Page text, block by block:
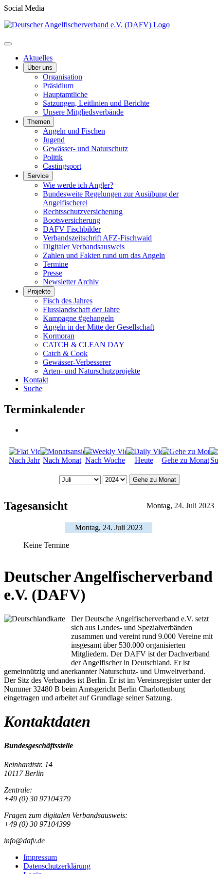
Social Media
Aktuelles
Über uns
Organisation
Präsidium
Hauptamtliche
Satzungen, Leitlinien und Berichte
Unsere Mitgliedsverbände
Themen
Angeln und Fischen
Jugend
Gewässer- und Naturschutz
Politik
Castingsport
Service
Wie werde ich Angler?
Bundesweite Regelungen zur Ausübung der
Angelfischerei
Rechtsschutzversicherung
Bootsversicherung
DAFV Fischbilder
Verbandszeitschrift AFZ-Fischwaid
Digitaler Verbandsausweis
Zahlen und Fakten rund um das Angeln
Termine
Presse
Newsletter Archiv
Projekte
Fisch des Jahres
Flusslandschaft der Jahre
Kampagne #gehangeln
Angeln in der Mitte der Gesellschaft
Kormoran
CATCH & CLEAN DAY
Catch & Cook
Gewässer-Verbesserer
Arten- und Naturschutzprojekte
Kontakt
Suche
Terminkalender
Nach Jahr Nach Monat Nach Woche Heute Gehe zu Monat
Gehe zu Monat
Tagesansicht Montag, 24. Juli 2023
Montag, 24. Juli 2023
Keine Termine
Deutscher Angelfischerverband
e.V. (DAFV)
Der Deutsche Angelfischerverband e.V. setzt
sich aus Landes- und Spezialverbänden
zusammen und vereint rund 9.000 Vereine mit
insgesamt über 530.000 organisierten
Mitgliedern. Der DAFV ist der Dachverband
der Angelfischer in Deutschland. Er ist
gemeinnützig und anerkannter Naturschutz- und Umweltverband.
Der Sitz des Verbandes ist Berlin. Er ist im Vereinsregister unter der
Nummer 32480 B beim Amtsgericht Berlin Charlottenburg
eingetragen und arbeitet auf Grundlage seiner Satzung.
Kontaktdaten
Bundesgeschäftsstelle
Reinhardtstr. 14
10117 Berlin
Zentrale:
+49 (0) 30 97104379
Fragen zum digitalen Verbandsausweis:
+49 (0) 30 97104399
info@dafv.de
Impressum
Datenschutzerklärung